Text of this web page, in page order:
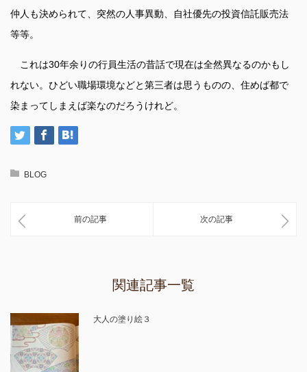
仲人も決められて、突然の人事異動、自社優先の投資信託販売法
等等。
これは30年余りの行員生活の昔話で現在は全然異なるのかもし
れない。ひどい職場環境などと第三者は思うものの、住めば都で
染まってしまえば楽なのだろうけれど。
BLOG
前の記事 次の記事
関連記事一覧
大人の塗り絵３